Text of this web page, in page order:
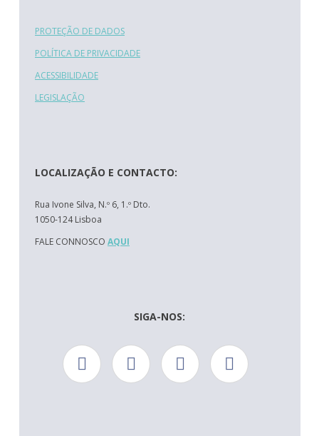
PROTEÇÃO DE DADOS
POLÍTICA DE PRIVACIDADE
ACESSIBILIDADE
LEGISLAÇÃO
LOCALIZAÇÃO E CONTACTO:
Rua Ivone Silva, N.º 6, 1.º Dto.
1050-124 Lisboa
FALE CONNOSCO AQUI
SIGA-NOS: